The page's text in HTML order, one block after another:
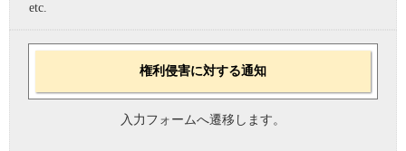
etc.
権利侵害に対する通知
入力フォームへ遷移します。